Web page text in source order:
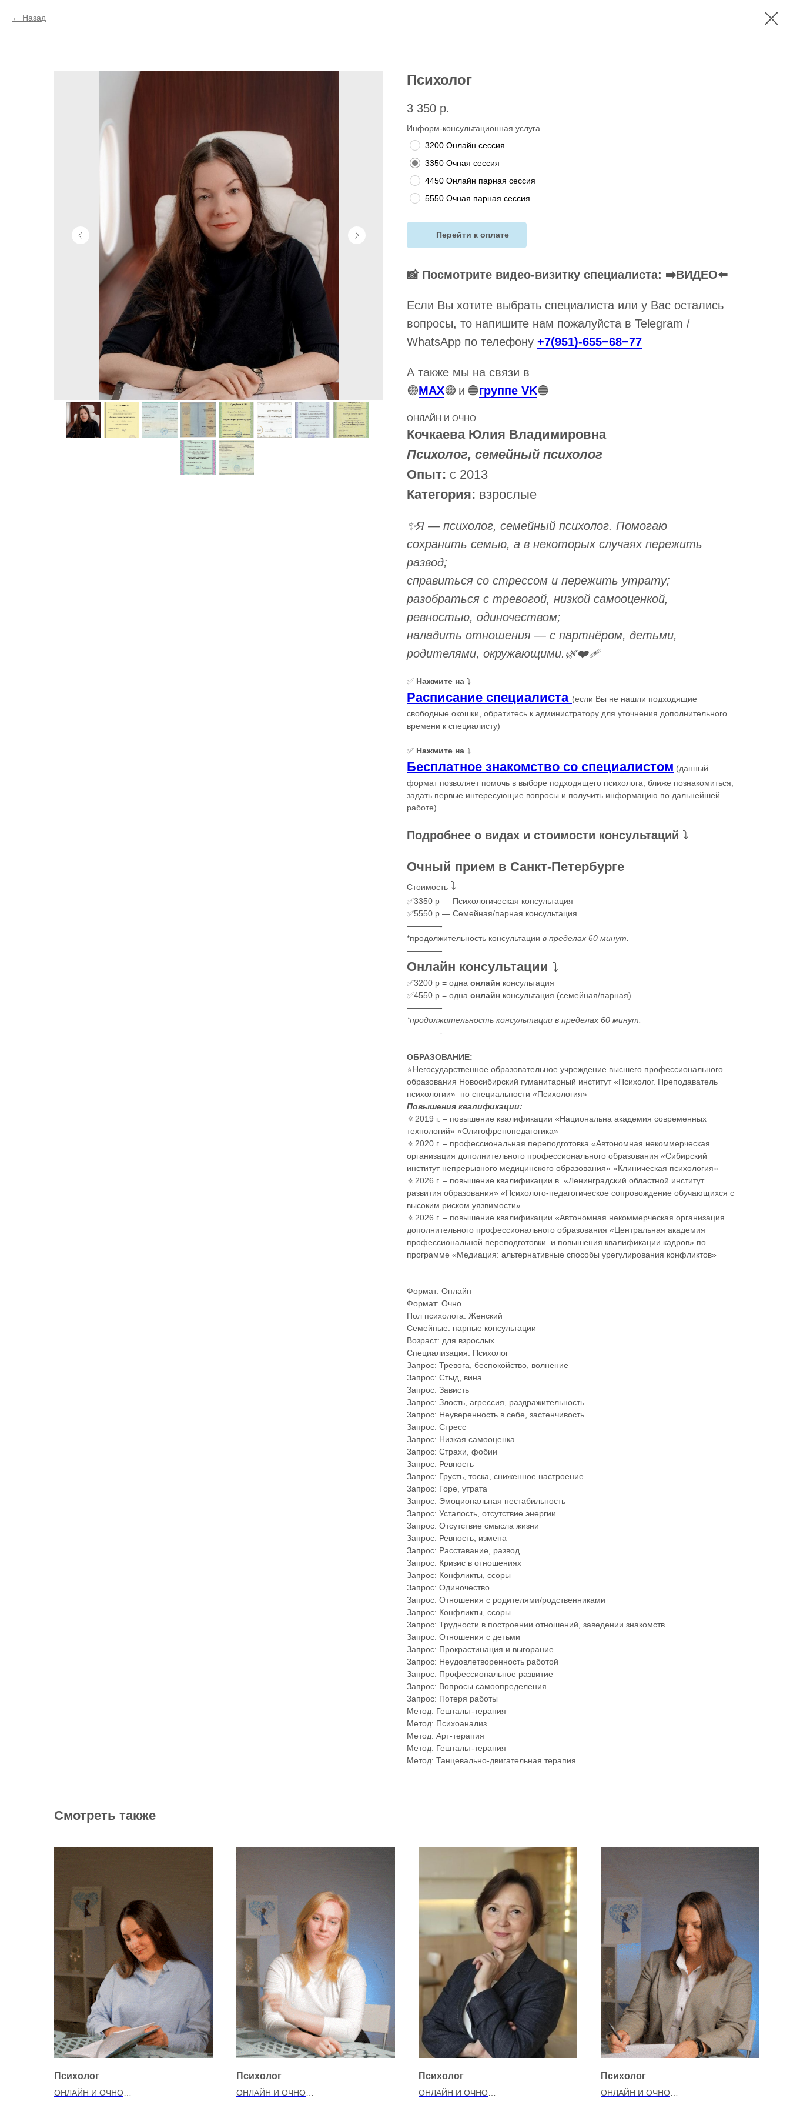
Назад
Психолог
3 350 р.
Информ-консультационная услуга
3200 Онлайн сессия
3350 Очная сессия
4450 Онлайн парная сессия
5550 Очная парная сессия
Перейти к оплате
📸 Посмотрите видео-визитку специалиста: ➡️ВИДЕО⬅️
Если Вы хотите выбрать специалиста или у Вас остались
вопросы, то напишите нам пожалуйста в Telegram /
WhatsApp по телефону +7(951)-655−68−77
А также мы на связи в
🟣MAX🟣 и 🔵группе VK🔵
ОНЛАЙН И ОЧНО
Кочкаева Юлия Владимировна
Психолог, семейный психолог
Опыт: с 2013
Категория: взрослые
✨Я — психолог, семейный психолог. Помогаю
сохранить семью, а в некоторых случаях пережить
развод;
справиться со стрессом и пережить утрату;
разобраться с тревогой, низкой самооценкой,
ревностью, одиночеством;
наладить отношения — с партнёром, детьми,
родителями, окружающими.🌿❤️‍🩹
✅ Нажмите на ⤵️
Расписание специалиста (если Вы не нашли подходящие
свободные окошки, обратитесь к администратору для уточнения дополнительного
времени к специалисту)
✅ Нажмите на ⤵️
Бесплатное знакомство со специалистом (данный
формат позволяет помочь в выборе подходящего психолога, ближе познакомиться,
задать первые интересующие вопросы и получить информацию по дальнейшей
работе)
Подробнее о видах и стоимости консультаций ⤵️
Очный прием в Санкт-Петербурге
Стоимость ⤵️
✅3350 р — Психологическая консультация
✅5550 р — Семейная/парная консультация
————-
*продолжительность консультации в пределах 60 минут.
————-
Онлайн консультации ⤵️
✅3200 р = одна онлайн консультация
✅4550 р = одна онлайн консультация (семейная/парная)
————-
*продолжительность консультации в пределах 60 минут.
————-
ОБРАЗОВАНИЕ:
⭐️Негосударственное образовательное учреждение высшего профессионального
образования Новосибирский гуманитарный институт «Психолог. Преподаватель
психологии» по специальности «Психология»
Повышения квалификации:
🔅2019 г. – повышение квалификации «Национальна академия современных
технологий» «Олигофренопедагогика»
🔅2020 г. – профессиональная переподготовка «Автономная некоммерческая
организация дополнительного профессионального образования «Сибирский
институт непрерывного медицинского образования» «Клиническая психология»
🔅2026 г. – повышение квалификации в «Ленинградский областной институт
развития образования» «Психолого-педагогическое сопровождение обучающихся с
высоким риском уязвимости»
🔅2026 г. – повышение квалификации «Автономная некоммерческая организация
дополнительного профессионального образования «Центральная академия
профессиональной переподготовки и повышения квалификации кадров» по
программе «Медиация: альтернативные способы урегулирования конфликтов»
Формат: Онлайн
Формат: Очно
Пол психолога: Женский
Семейные: парные консультации
Возраст: для взрослых
Специализация: Психолог
Запрос: Тревога, беспокойство, волнение
Запрос: Стыд, вина
Запрос: Зависть
Запрос: Злость, агрессия, раздражительность
Запрос: Неуверенность в себе, застенчивость
Запрос: Стресс
Запрос: Низкая самооценка
Запрос: Страхи, фобии
Запрос: Ревность
Запрос: Грусть, тоска, сниженное настроение
Запрос: Горе, утрата
Запрос: Эмоциональная нестабильность
Запрос: Усталость, отсутствие энергии
Запрос: Отсутствие смысла жизни
Запрос: Ревность, измена
Запрос: Расставание, развод
Запрос: Кризис в отношениях
Запрос: Конфликты, ссоры
Запрос: Одиночество
Запрос: Отношения с родителями/родственниками
Запрос: Конфликты, ссоры
Запрос: Трудности в построении отношений, заведении знакомств
Запрос: Отношения с детьми
Запрос: Прокрастинация и выгорание
Запрос: Неудовлетворенность работой
Запрос: Профессиональное развитие
Запрос: Вопросы самоопределения
Запрос: Потеря работы
Метод: Гештальт-терапия
Метод: Психоанализ
Метод: Арт-терапия
Метод: Гештальт-терапия
Метод: Танцевально-двигательная терапия
Смотреть также
Психолог
ОНЛАЙН И ОЧНО
Психолог
ОНЛАЙН И ОЧНО
Психолог
ОНЛАЙН И ОЧНО
Психолог
ОНЛАЙН И ОЧНО